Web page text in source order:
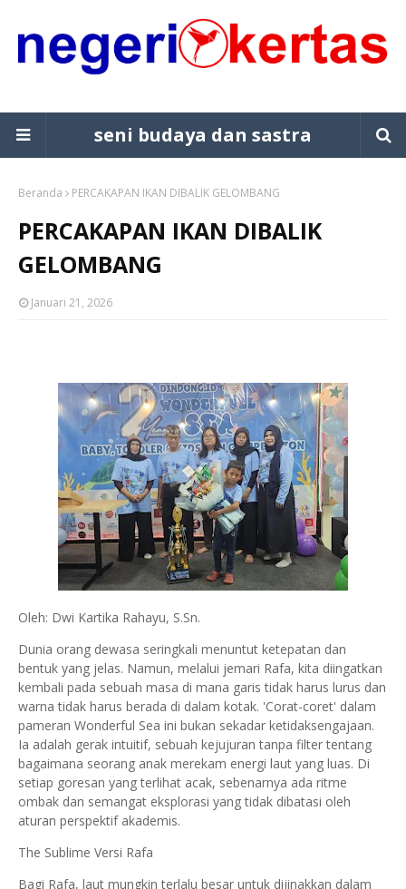
seni budaya dan sastra
Beranda PERCAKAPAN IKAN DIBALIK GELOMBANG
PERCAKAPAN IKAN DIBALIK
GELOMBANG
Januari 21, 2026
Oleh: Dwi Kartika Rahayu, S.Sn.
Dunia orang dewasa seringkali menuntut ketepatan dan
bentuk yang jelas. Namun, melalui jemari Rafa, kita diingatkan
kembali pada sebuah masa di mana garis tidak harus lurus dan
warna tidak harus berada di dalam kotak. 'Corat-coret' dalam
pameran Wonderful Sea ini bukan sekadar ketidaksengajaan.
Ia adalah gerak intuitif, sebuah kejujuran tanpa filter tentang
bagaimana seorang anak merekam energi laut yang luas. Di
setiap goresan yang terlihat acak, sebenarnya ada ritme
ombak dan semangat eksplorasi yang tidak dibatasi oleh
aturan perspektif akademis.
The Sublime Versi Rafa
Bagi Rafa, laut mungkin terlalu besar untuk dijinakkan dalam